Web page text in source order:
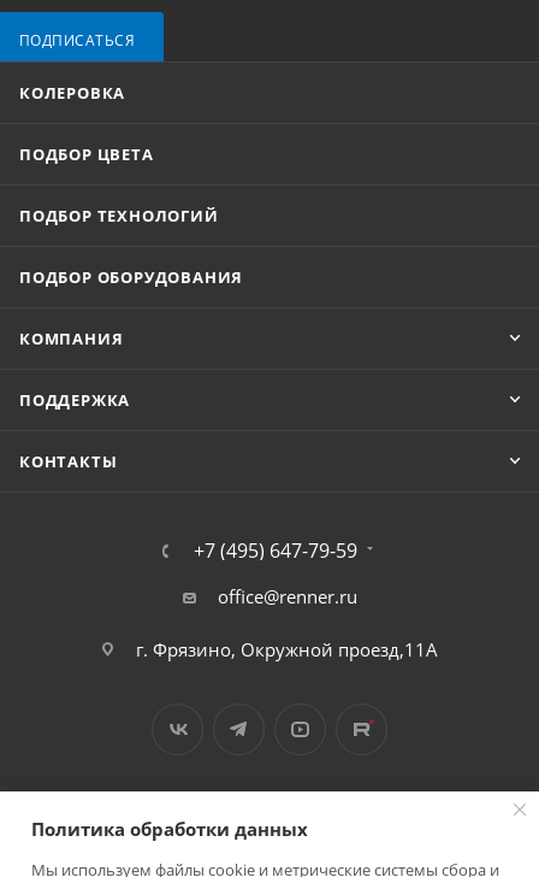
ПОДПИСАТЬСЯ
КОЛЕРОВКА
ПОДБОР ЦВЕТА
ПОДБОР ТЕХНОЛОГИЙ
ПОДБОР ОБОРУДОВАНИЯ
КОМПАНИЯ
ПОДДЕРЖКА
КОНТАКТЫ
+7 (495) 647-79-59
office@renner.ru
г. Фрязино, Окружной проезд,11А
2026 © Лига - каталог лакокрасочных покрытий
Политика обработки данных
Мы используем файлы cookie и метрические системы сбора и